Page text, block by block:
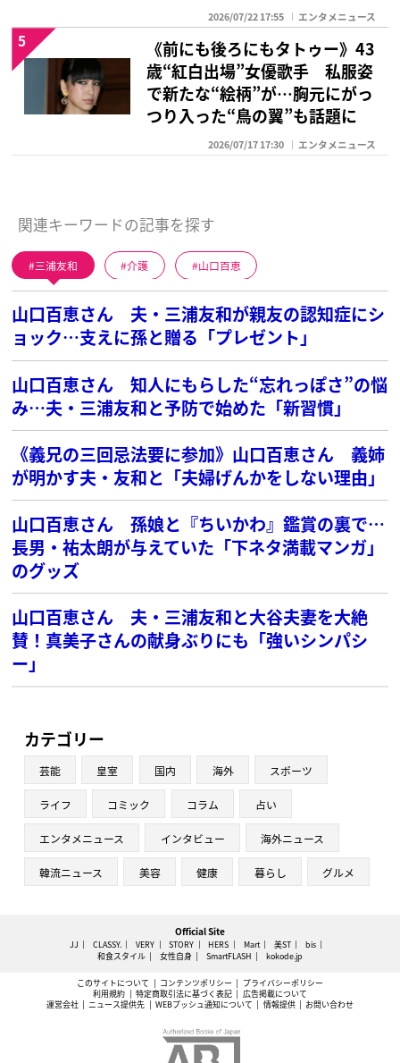
2026/07/22 17:55 エンタメニュース
《前にも後ろにもタトゥー》43
歳“紅白出場”女優歌手 私服姿
で新たな“絵柄”が…胸元にがっ
つり入った“鳥の翼”も話題に
2026/07/17 17:30 エンタメニュース
5
関連キーワードの記事を探す
三浦友和 介護 山口百恵
山口百恵さん 夫・三浦友和が親友の認知症にシ
ョック…支えに孫と贈る「プレゼント」
山口百恵さん 知人にもらした“忘れっぽさ”の悩
み…夫・三浦友和と予防で始めた「新習慣」
《義兄の三回忌法要に参加》山口百恵さん 義姉
が明かす夫・友和と「夫婦げんかをしない理由」
山口百恵さん 孫娘と『ちいかわ』鑑賞の裏で…
長男・祐太朗が与えていた「下ネタ満載マンガ」
のグッズ
山口百恵さん 夫・三浦友和と大谷夫妻を大絶
賛！真美子さんの献身ぶりにも「強いシンパシ
ー」
カテゴリー
芸能 皇室 国内 海外 スポーツ
ライフ コミック コラム 占い
エンタメニュース インタビュー 海外ニュース
韓流ニュース 美容 健康 暮らし グルメ
Official Site
JJ CLASSY. VERY STORY HERS Mart 美ST
bis
和食スタイル
女性自身 SmartFLASH kokode.jp
このサイトについて コンテンツポリシー
プライバシーポリシー
利用規約
特定商取引法に基づく表記
広告掲載について
運営会社
ニュース提供先 WEBプッシュ通知について 情報提供 お問い合わせ